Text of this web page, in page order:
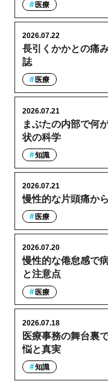
医療
長引くかかとの痛
誌
2026.07.22
医療
まぶたの内部で何
状の科学
2026.07.21
知識
慢性的な片頭痛か
2026.07.21
医療
慢性的な倦怠感で
と注意点
2026.07.20
医療
医療事務の舞台裏
悩と真実
2026.07.18
知識